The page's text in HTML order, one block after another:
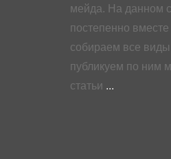
мейда. На данном
постепенно
собираем все виды
публикуем по ним
статьи ...